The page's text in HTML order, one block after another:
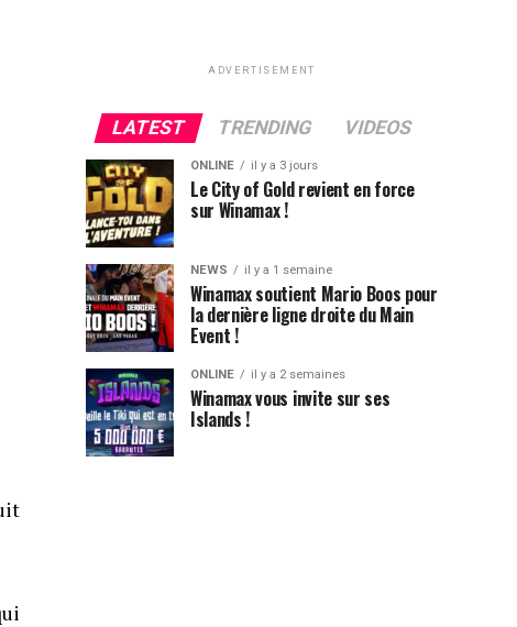
ADVERTISEMENT
LATEST TRENDING VIDEOS
ONLINE il y a 3 jours
Le City of Gold revient en force
sur Winamax !
NEWS il y a 1 semaine
Winamax soutient Mario Boos pour
la dernière ligne droite du Main
Event !
ONLINE il y a 2 semaines
Winamax vous invite sur ses
Islands !